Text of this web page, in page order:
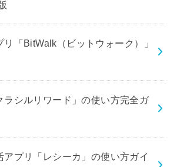
「BitWalk（ビットウォーク）」
ラシルリワード」の使い方完全ガ
アプリ「レシーカ」の使い方ガイ